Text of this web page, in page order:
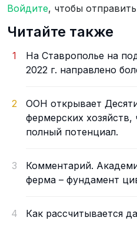
Войдите, чтобы
Читайте также
1
На Ставрополье на
2022 г. направлено
2
ООН открывает
фермерских
полный потенциал.
3
Комментарий.
ферма – фундамент
4 Как рассчитывается